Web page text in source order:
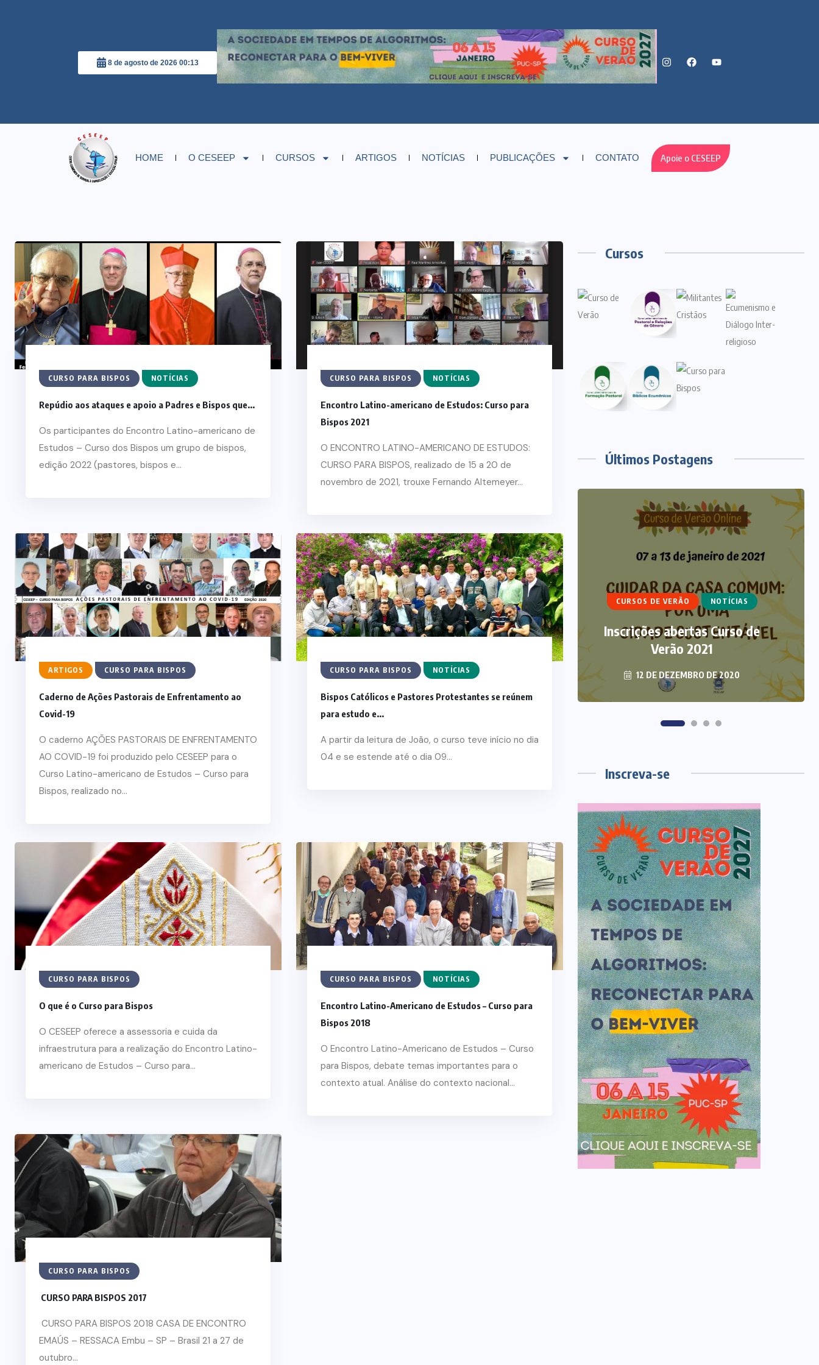
8 de agosto de 2026 00:13
HOME O CESEEP CURSOS ARTIGOS NOTÍCIAS PUBLICAÇÕES CONTATO Apoie o CESEEP
CURSO PARA BISPOS NOTÍCIAS
Repúdio aos ataques e apoio a Padres e Bispos que...
Os participantes do Encontro Latino-americano de
Estudos – Curso dos Bispos um grupo de bispos,
edição 2022 (pastores, bispos e...
CURSO PARA BISPOS NOTÍCIAS
Encontro Latino-americano de Estudos: Curso para
Bispos 2021
O ENCONTRO LATINO-AMERICANO DE ESTUDOS:
CURSO PARA BISPOS, realizado de 15 a 20 de
novembro de 2021, trouxe Fernando Altemeyer...
ARTIGOS CURSO PARA BISPOS
Caderno de Ações Pastorais de Enfrentamento ao
Covid-19
O caderno AÇÕES PASTORAIS DE ENFRENTAMENTO
AO COVID-19 foi produzido pelo CESEEP para o
Curso Latino-americano de Estudos – Curso para
Bispos, realizado no...
CURSO PARA BISPOS NOTÍCIAS
Bispos Católicos e Pastores Protestantes se reúnem
para estudo e...
A partir da leitura de João, o curso teve início no dia
04 e se estende até o dia 09...
CURSO PARA BISPOS
O que é o Curso para Bispos
O CESEEP oferece a assessoria e cuida da
infraestrutura para a realização do Encontro Latino-
americano de Estudos – Curso para...
CURSO PARA BISPOS NOTÍCIAS
Encontro Latino-Americano de Estudos – Curso para
Bispos 2018
O Encontro Latino-Americano de Estudos – Curso
para Bispos, debate temas importantes para o
contexto atual. Análise do contexto nacional...
CURSO PARA BISPOS
CURSO PARA BISPOS 2017
CURSO PARA BISPOS 2018 CASA DE ENCONTRO
EMAÚS – RESSACA Embu – SP – Brasil 21 a 27 de
outubro...
Cursos
Últimos Postagens
DE ECUMENISMO
–
DA VIDA
DE 2026
ARTIGOS CESEEP
CURSO DE ECUMENISMO
O ECUMENISMO
TRANSFORMADOR NASCE
DENTRO DE NÓS – PRISCILLA
29 DE JULHO DE 2026
CURSOS DE VERÃO NOTÍCIAS
Inscrições abertas Curso de
Verão 2021
12 DE DEZEMBRO DE 2020
CURSO DE ECUMENISMO
ECUMENISMO
TRANSFORMADOR: ENTRE A
TERRA, OS POVOS E A
ESPERANÇA
6 DE AGOSTO DE 2026
Inscreva-se